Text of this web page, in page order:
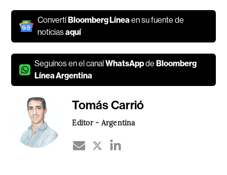
ConvertíBloomberg Líneaen su fuente de
noticiasaquí
Seguínos en el canalWhatsAppdeBloomberg
Línea Argentina
Tomás Carrió
Editor - Argentina